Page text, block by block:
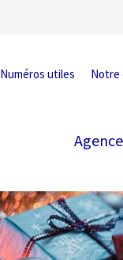
Numéros utiles Notre
Agence